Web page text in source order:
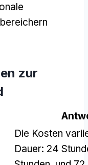
zur
Die Kosten
Dauer: 24